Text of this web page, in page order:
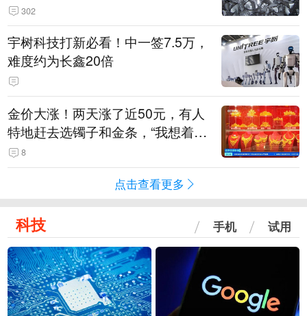
302
宇树科技打新必看！中一签7.5万，
难度约为长鑫20倍
金价大涨！两天涨了近50元，有人
特地赶去选镯子和金条，“我想着买
起来可以保值，小批量进一些货”
8
点击查看更多
科技 手机 试用